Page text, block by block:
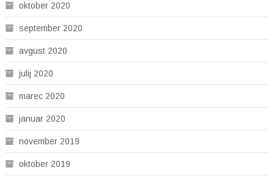
oktober 2020
september 2020
avgust 2020
julij 2020
marec 2020
januar 2020
november 2019
oktober 2019